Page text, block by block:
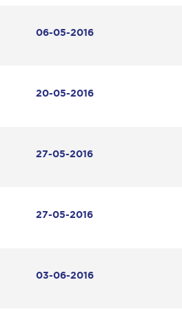
06-05-2016
20-05-2016
27-05-2016
27-05-2016
03-06-2016